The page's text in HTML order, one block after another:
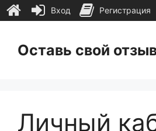
содержимому
Оставь свой
Личный
Вход Регистрация